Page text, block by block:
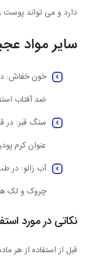
دارد و می تواند پوست
سایر مواد
خون خفاش:
ضد آفتاب
سنگ قبر: در
عنوان کرم
آب زالو: در
چروک و لک
نکاتی در مورد
قبل از استفاده از